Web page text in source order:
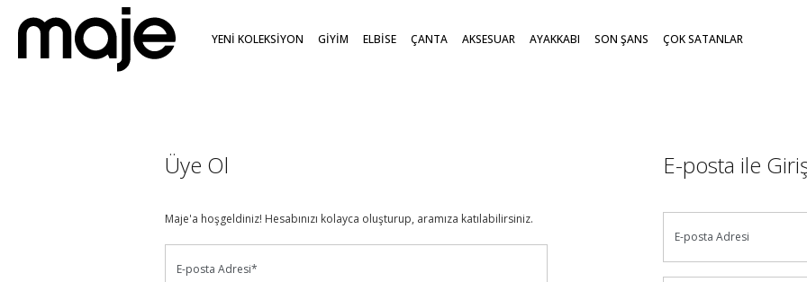
YENİ KOLEKSİYON GİYİM ELBİSE ÇANTA AKSESUAR AYAKKABI SON ŞANS ÇOK SATANLAR
Üye Ol
Maje'a hoşgeldiniz! Hesabınızı kolayca oluşturup, aramıza katılabilirsiniz.
E-posta Adresi*
E-posta ile
E-posta Adresi